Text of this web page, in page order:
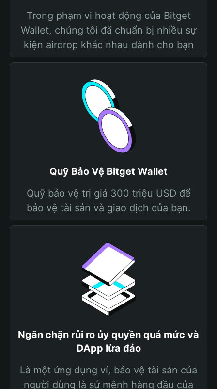
Trong phạm vi hoạt động của Bitget
Wallet, chúng tôi đã chuẩn bị nhiều sự
kiện airdrop khác nhau dành cho bạn
Quỹ Bảo Vệ Bitget Wallet
Quỹ bảo vệ trị giá 300 triệu USD để
bảo vệ tài sản và giao dịch của bạn.
Ngăn chặn rủi ro ủy quyền quá mức và
DApp lừa đảo
Là một ứng dụng ví, bảo vệ tài sản của
người dùng là sứ mệnh hàng đầu của